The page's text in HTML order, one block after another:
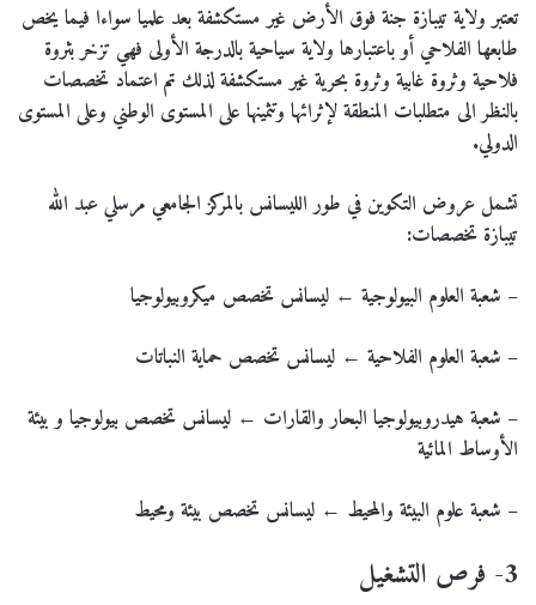
تعتبر ولاية تيبازة جنة فوق الأرض غير مستكشفة بعد علميا سواءا فيما يخص
طابعها الفلاحي أو باعتبارها ولاية سياحية بالدرجة الأولى فهي تزخر بثروة
فلاحية وثروة غابية وثروة بحرية غير مستكشفة لذلك تم اعتماد تخصصات
بالنظر الى متطلبات المنطقة لإثرائها وتثمينها على المستوى الوطني وعلى المستوى
الدولي.
تشمل عروض التكوين في طور الليسانس بالمركز الجامعي مرسلي عبد الله
تيبازة تخصصات:
– شعبة العلوم البيولوجية ← ليسانس تخصص ميكروبيولوجيا
– شعبة العلوم الفلاحية ← ليسانس تخصص حماية النباتات
– شعبة هيدروبيولوجيا البحار والقارات ← ليسانس تخصص بيولوجيا و بيئة
الأوساط المائية
– شعبة علوم البيئة والمحيط ← ليسانس تخصص بيئة ومحيط
3- فرص التشغيل